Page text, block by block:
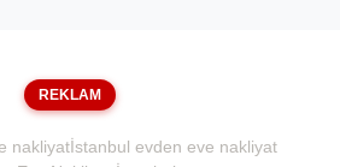
REKLAM
nakliyatİstanbul evden eve nakliyat